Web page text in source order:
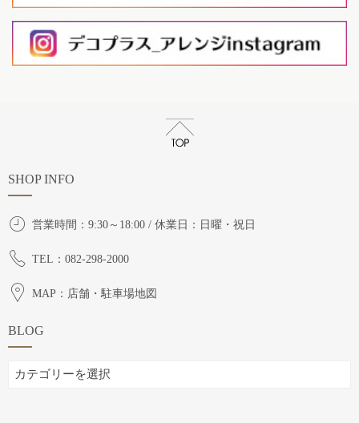
SHOP INFO
営業時間：9:30～18:00 / 休業日：日曜・祝日
TEL：082-298-2000
MAP：店舗・駐車場地図
BLOG
BLOG